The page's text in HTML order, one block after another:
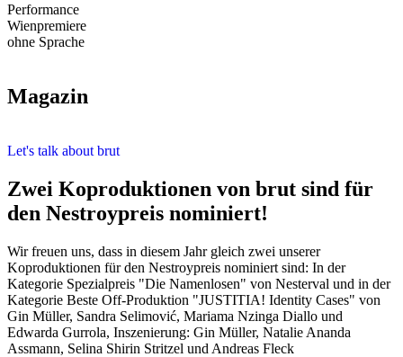
Performance
Wienpremiere
ohne Sprache
Magazin
Let's talk about brut
Zwei Koproduktionen von brut sind für
den Nestroypreis nominiert!
Wir freuen uns, dass in diesem Jahr gleich zwei unserer
Koproduktionen für den Nestroypreis nominiert sind: In der
Kategorie Spezialpreis "Die Namenlosen" von Nesterval und in der
Kategorie Beste Off-Produktion "JUSTITIA! Identity Cases" von
Gin Müller, Sandra Selimović, Mariama Nzinga Diallo und
Edwarda Gurrola, Inszenierung: Gin Müller, Natalie Ananda
Assmann, Selina Shirin Stritzel und Andreas Fleck